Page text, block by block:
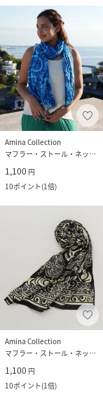
Amina Collection
マフラー・ストール・ネックウォーマー
1,100 円
10ポイント(1倍)
Amina Collection
マフラー・ストール・ネックウォーマー
1,100 円
10ポイント(1倍)